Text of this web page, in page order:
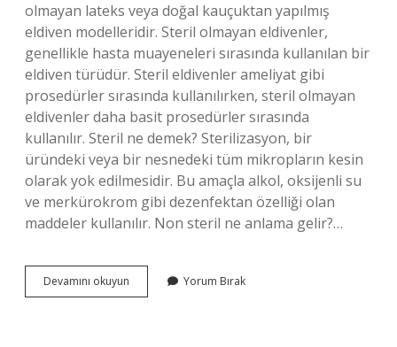
olmayan lateks veya doğal kauçuktan yapılmış
eldiven modelleridir. Steril olmayan eldivenler,
genellikle hasta muayeneleri sırasında kullanılan bir
eldiven türüdür. Steril eldivenler ameliyat gibi
prosedürler sırasında kullanılırken, steril olmayan
eldivenler daha basit prosedürler sırasında
kullanılır. Steril ne demek? Sterilizasyon, bir
üründeki veya bir nesnedeki tüm mikropların kesin
olarak yok edilmesidir. Bu amaçla alkol, oksijenli su
ve merkürokrom gibi dezenfektan özelliği olan
maddeler kullanılır. Non steril ne anlama gelir?…
Devamını okuyun
Değil
Yorum Bırak